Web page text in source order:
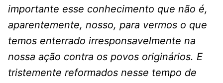
importante esse conhecimento que não é,
aparentemente, nosso, para vermos o que
temos enterrado irresponsavelmente na
nossa ação contra os povos originários. E
tristemente reformados nesse tempo de